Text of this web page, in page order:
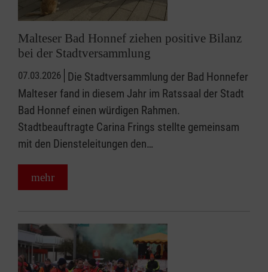
Malteser Bad Honnef ziehen positive Bilanz
bei der Stadtversammlung
07.03.2026 Die Stadtversammlung der Bad Honnefer
Malteser fand in diesem Jahr im Ratssaal der Stadt
Bad Honnef einen würdigen Rahmen.
Stadtbeauftragte Carina Frings stellte gemeinsam
mit den Diensteleitungen den…
mehr